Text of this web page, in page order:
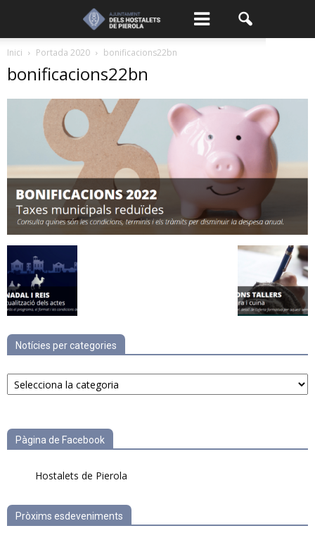
Inici Portada 2020 bonificacions22bn
bonificacions22bn
Notícies per categories
Notícies
per
Pàgina de Facebook
Hostalets de Pierola
Pròxims esdeveniments